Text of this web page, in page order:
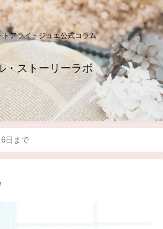
トアライ・ジュエ公式コラム
・ストーリーラボ
日まで